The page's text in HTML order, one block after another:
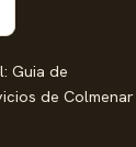
Guia de
de Colmenar